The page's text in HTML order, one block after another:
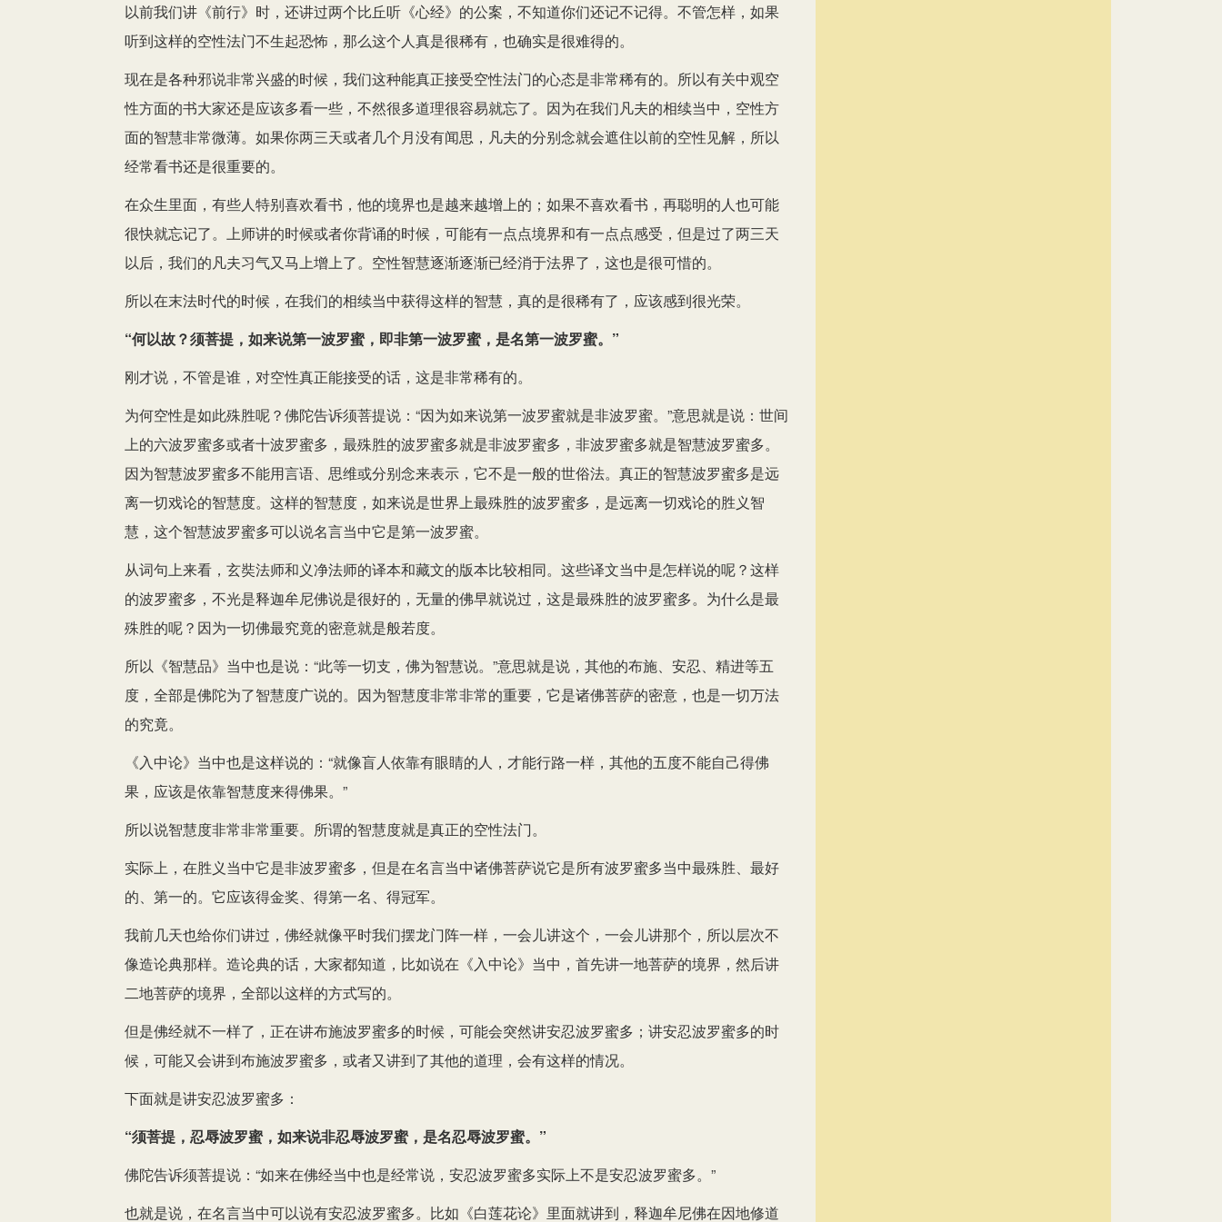
以前我们讲《前行》时，还讲过两个比丘听《心经》的公案，不知道你们还记不记得。不管怎样，如果
听到这样的空性法门不生起恐怖，那么这个人真是很稀有，也确实是很难得的。
现在是各种邪说非常兴盛的时候，我们这种能真正接受空性法门的心态是非常稀有的。所以有关中观空
性方面的书大家还是应该多看一些，不然很多道理很容易就忘了。因为在我们凡夫的相续当中，空性方
面的智慧非常微薄。如果你两三天或者几个月没有闻思，凡夫的分别念就会遮住以前的空性见解，所以
经常看书还是很重要的。
在众生里面，有些人特别喜欢看书，他的境界也是越来越增上的；如果不喜欢看书，再聪明的人也可能
很快就忘记了。上师讲的时候或者你背诵的时候，可能有一点点境界和有一点点感受，但是过了两三天
以后，我们的凡夫习气又马上增上了。空性智慧逐渐逐渐已经消于法界了，这也是很可惜的。
所以在末法时代的时候，在我们的相续当中获得这样的智慧，真的是很稀有了，应该感到很光荣。
“何以故？须菩提，如来说第一波罗蜜，即非第一波罗蜜，是名第一波罗蜜。”
刚才说，不管是谁，对空性真正能接受的话，这是非常稀有的。
为何空性是如此殊胜呢？佛陀告诉须菩提说：“因为如来说第一波罗蜜就是非波罗蜜。”意思就是说：世间
上的六波罗蜜多或者十波罗蜜多，最殊胜的波罗蜜多就是非波罗蜜多，非波罗蜜多就是智慧波罗蜜多。
因为智慧波罗蜜多不能用言语、思维或分别念来表示，它不是一般的世俗法。真正的智慧波罗蜜多是远
离一切戏论的智慧度。这样的智慧度，如来说是世界上最殊胜的波罗蜜多，是远离一切戏论的胜义智
慧，这个智慧波罗蜜多可以说名言当中它是第一波罗蜜。
从词句上来看，玄奘法师和义净法师的译本和藏文的版本比较相同。这些译文当中是怎样说的呢？这样
的波罗蜜多，不光是释迦牟尼佛说是很好的，无量的佛早就说过，这是最殊胜的波罗蜜多。为什么是最
殊胜的呢？因为一切佛最究竟的密意就是般若度。
所以《智慧品》当中也是说：“此等一切支，佛为智慧说。”意思就是说，其他的布施、安忍、精进等五
度，全部是佛陀为了智慧度广说的。因为智慧度非常非常的重要，它是诸佛菩萨的密意，也是一切万法
的究竟。
《入中论》当中也是这样说的：“就像盲人依靠有眼睛的人，才能行路一样，其他的五度不能自己得佛
果，应该是依靠智慧度来得佛果。”
所以说智慧度非常非常重要。所谓的智慧度就是真正的空性法门。
实际上，在胜义当中它是非波罗蜜多，但是在名言当中诸佛菩萨说它是所有波罗蜜多当中最殊胜、最好
的、第一的。它应该得金奖、得第一名、得冠军。
我前几天也给你们讲过，佛经就像平时我们摆龙门阵一样，一会儿讲这个，一会儿讲那个，所以层次不
像造论典那样。造论典的话，大家都知道，比如说在《入中论》当中，首先讲一地菩萨的境界，然后讲
二地菩萨的境界，全部以这样的方式写的。
但是佛经就不一样了，正在讲布施波罗蜜多的时候，可能会突然讲安忍波罗蜜多；讲安忍波罗蜜多的时
候，可能又会讲到布施波罗蜜多，或者又讲到了其他的道理，会有这样的情况。
下面就是讲安忍波罗蜜多：
“须菩提，忍辱波罗蜜，如来说非忍辱波罗蜜，是名忍辱波罗蜜。”
佛陀告诉须菩提说：“如来在佛经当中也是经常说，安忍波罗蜜多实际上不是安忍波罗蜜多。”
也就是说，在名言当中可以说有安忍波罗蜜多。比如《白莲花论》里面就讲到，释迦牟尼佛在因地修道